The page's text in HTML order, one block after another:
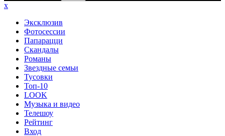
x
Эксклюзив
Фотосессии
Папарацци
Скандалы
Романы
Звездные семьи
Тусовки
Топ-10
LOOK
Музыка и видео
Телешоу
Рейтинг
Вход